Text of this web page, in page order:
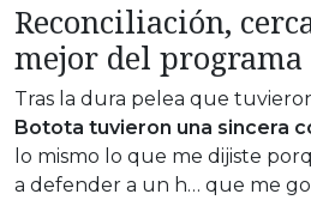
Reconciliación,
mejor del programa
Tras la dura pelea que
Botota tuvieron una sincera
lo mismo lo que me dijiste
a defender a un h… que me